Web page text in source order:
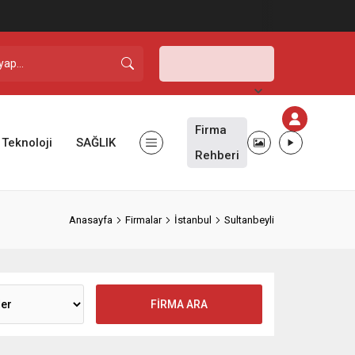
Teknoloji SAĞLIK
Firma
Rehberi
Anasayfa Firmalar İstanbul Sultanbeyli